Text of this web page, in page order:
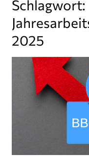
Schlagwort:
2025